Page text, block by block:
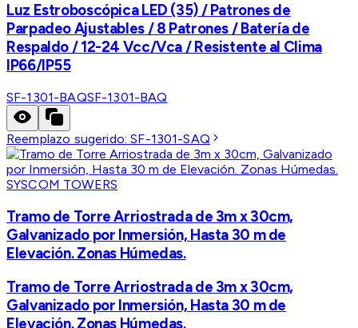
Luz Estroboscópica LED (35) / Patrones de
Parpadeo Ajustables / 8 Patrones / Batería de
Respaldo / 12-24 Vcc/Vca / Resistente al Clima
IP66/IP55
SF-1301-BAQSF-1301-BAQ
Reemplazo sugerido:SF-1301-SAQ
SYSCOM TOWERS
Tramo de Torre Arriostrada de 3m x 30cm,
Galvanizado por Inmersión, Hasta 30 m de
Elevación. Zonas Húmedas.
Tramo de Torre Arriostrada de 3m x 30cm,
Galvanizado por Inmersión, Hasta 30 m de
Elevación. Zonas Húmedas.